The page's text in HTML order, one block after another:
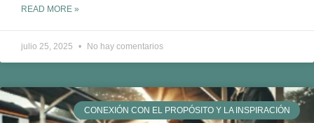
READ MORE »
julio 25, 2025 No hay comentarios
CONEXIÓN CON EL PROPÓSITO Y LA INSPIRACIÓN